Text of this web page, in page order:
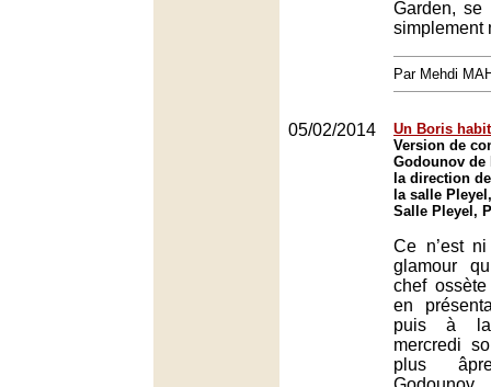
Garden, se
simplement
Par Mehdi
05/02/2014
Un Boris
Version de
Godounov
la direction
la salle
Salle Pleyel,
Ce n’est
glamour
chef
en
puis à la
mercredi
plus